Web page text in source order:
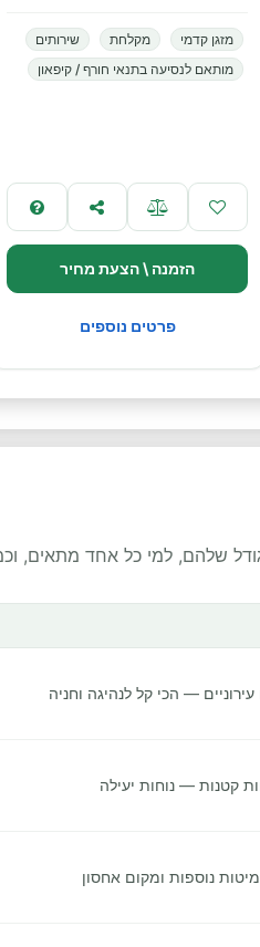
מזגן קדמי מקלחת
שירותים
מותאם לנסיעה בתנאי חורף / קיפאון
הזמנה \ הצעת מחיר
פרטים נוספים
שלהם, למי כל אחד מתאים, וכמה
עירוניים — הכי קל לנהיגה וחניה
קטנות — נוחות יעילה
נוספות ומקום אחסון